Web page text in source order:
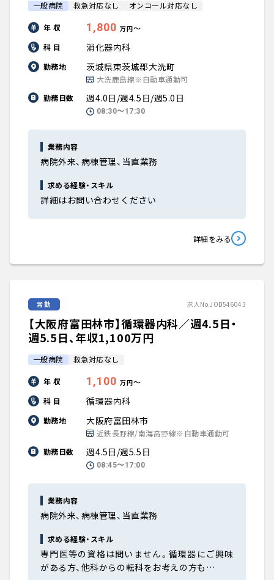
一般病院 救急対応なし オンコール対応なし
年 収 1,800 万円〜
科 目
消化器内科
勤務地 茨城県東茨城郡大洗町
大洗鹿島線※自動車通勤可
勤務日数
週4.0日/週4.5日/週5.0日
08:30〜17:30
業務内容
病院外来、病棟管理、当直業務
求める経験・スキル
詳細はお問い合わせください
詳細をみる
常勤 求人No.JOB546043
【大阪府富田林市】循環器内科／週4.5日・
週5.5日、年収1,100万円
一般病院 救急対応なし
年 収 1,100 万円〜
科 目
循環器内科
勤務地 大阪府富田林市
近鉄長野線/南海高野線※自動車通勤可
勤務日数
週4.5日/週5.5日
08:45〜17:00
業務内容
病院外来、病棟管理、当直業務
求める経験・スキル
専門医等の資格は問いません。循環器にご興味
がある方、他科からの転科をお考えの方も…